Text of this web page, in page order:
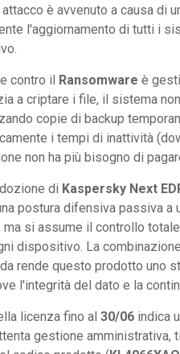
è avvenuto a causa di
l'aggiornamento di tutti i
contro il Ransomware è
a criptare i file, il sistema
copie di backup
i tempi di inattività
non ha più bisogno di
di Kaspersky Next
postura difensiva passiva
ma si assume il controllo
dispositivo. La
rende questo prodotto uno
l'integrità del dato e la
licenza fino al 30/06 indica
gestione